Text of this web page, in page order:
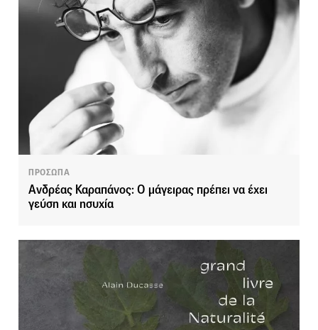
ΠΡΟΣΩΠΑ
Ανδρέας Καραπάνος: Ο μάγειρας πρέπει να έχει
γεύση και ησυχία